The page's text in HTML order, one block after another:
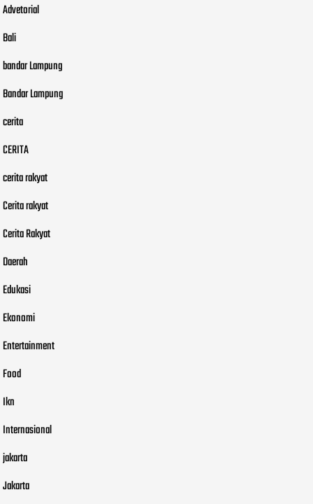
Advetorial
Bali
bandar Lampung
Bandar Lampung
cerita
CERITA
cerita rakyat
Cerita rakyat
Cerita Rakyat
Daerah
Edukasi
Ekonomi
Entertainment
Food
Ikn
Internasional
jakarta
Jakarta